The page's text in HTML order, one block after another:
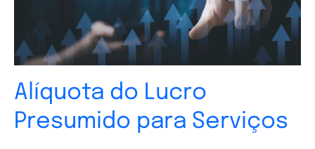
Alíquota do Lucro
Presumido para Serviços